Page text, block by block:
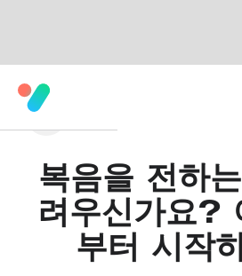
복음을 전하
려우신가요?
부터 시작